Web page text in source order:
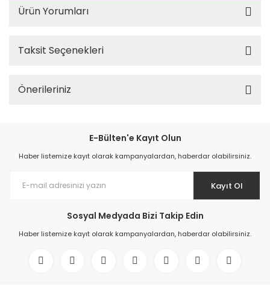
Ürün Yorumları
Taksit Seçenekleri
Önerileriniz
E-Bülten'e Kayıt Olun
Haber listemize kayıt olarak kampanyalardan, haberdar olabilirsiniz.
Kayıt Ol
Sosyal Medyada Bizi Takip Edin
Haber listemize kayıt olarak kampanyalardan, haberdar olabilirsiniz.